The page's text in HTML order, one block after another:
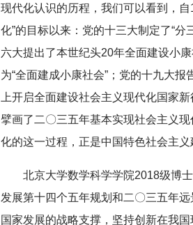
现代化认识的历程，我们可以看到，
化”的目标以来：党的十三大制定了“
六大提出了本世纪头20年全面建设小
为“全面建成小康社会”；党的十九大
上开启全面建设社会主义现代化国家
擘画了二〇三五年基本实现社会主义
化的这一过程，正是中国特色社会主
北京大学数学科学学院2018级博
发展第十四个五年规划和二〇三五年
国家发展的战略支撑，坚持创新在我